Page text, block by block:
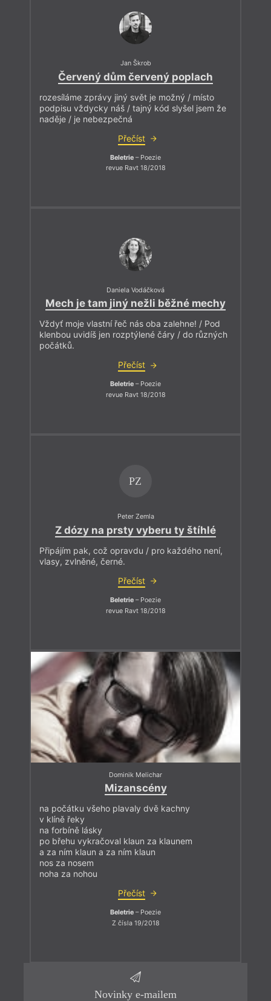
Jan Škrob
Červený dům červený poplach
rozesíláme zprávy jiný svět je možný / místo
podpisu vždycky náš / tajný kód slyšel jsem že
naděje / je nebezpečná
Přečíst
Beletrie – Poezie
revue Ravt 18/2018
Daniela Vodáčková
Mech je tam jiný nežli běžné mechy
Vždyť moje vlastní řeč nás oba zalehne! / Pod
klenbou uvidíš jen rozptýlené čáry / do různých
počátků.
Přečíst
Beletrie – Poezie
revue Ravt 18/2018
PZ
Peter Zemla
Z dózy na prsty vyberu ty štíhlé
Připájím pak, což opravdu / pro každého není,
vlasy, zvlněné, černé.
Přečíst
Beletrie – Poezie
revue Ravt 18/2018
Dominik Melichar
Mizanscény
na počátku všeho plavaly dvě kachny
v klíně řeky
na forbíně lásky
po břehu vykračoval klaun za klaunem
a za ním klaun a za ním klaun
nos za nosem
noha za nohou
Přečíst
Beletrie – Poezie
Z čísla 19/2018
Novinky e-mailem